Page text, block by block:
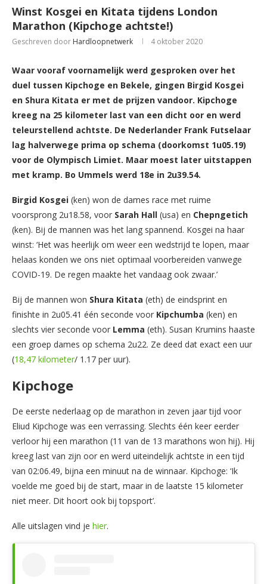
Winst Kosgei en Kitata tijdens London
Marathon (Kipchoge achtste!)
Geschreven door Hardloopnetwerk 4 oktober 2020
Waar vooraf voornamelijk werd gesproken over het
duel tussen Kipchoge en Bekele, gingen Birgid Kosgei
en Shura Kitata er met de prijzen vandoor. Kipchoge
kreeg na 25 kilometer last van een dicht oor en werd
teleurstellend achtste. De Nederlander Frank Futselaar
lag halverwege prima op schema (doorkomst 1u05.19)
voor de Olympisch Limiet. Maar moest later uitstappen
met kramp. Bo Ummels werd 18e in 2u39.54.
Birgid Kosgei (ken) won de dames race met ruime
voorsprong 2u18.58, voor Sarah Hall (usa) en Chepngetich
(ken). Bij de mannen was het lang spannend. Kosgei na haar
winst: ‘Het was heerlijk om weer een wedstrijd te lopen, maar
helaas konden we ons niet optimaal voorbereiden vanwege
COVID-19. De regen maakte het vandaag ook zwaar.’
Bij de mannen won Shura Kitata (eth) de eindsprint en
finishte in 2u05.41 één seconde voor Kipchumba (ken) en
slechts vier seconde voor Lemma (eth). Susan Krumins haaste
een groep dames op schema 2u22. Ze deed dat exact een uur
(18,47 kilometer/ 1.17 per uur).
Kipchoge
De eerste nederlaag op de marathon in zeven jaar tijd voor
Eliud Kipchoge was een verrassing. Slechts één keer eerder
verloor hij een marathon (11 van de 13 marathons won hij). Hij
kreeg last van zijn oor en werd uiteindelijk achtste in een tijd
van 02:06.49, bijna een minuut na de winnaar. Kipchoge: ‘Ik
voelde me goed bij de start, maar in de laatste 15 kilometer
niet meer. Dit hoort ook bij topsport’.
Alle uitslagen vind je hier.